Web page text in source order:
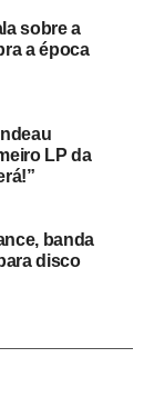
sobre a
a época
LP da
banda
disco